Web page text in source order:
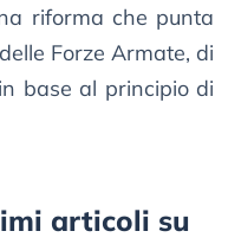
riforma che punta
Forze Armate, di
base al principio di
articoli su